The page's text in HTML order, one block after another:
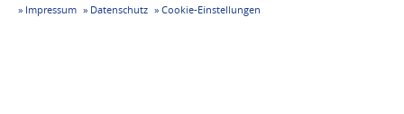
Impressum
Datenschutz Cookie-Einstellungen